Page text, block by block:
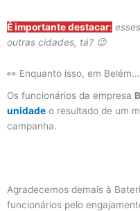
É importante destacar:
outras cidades, tá? 😉
👀 Enquanto isso, em Belém…
Os funcionários da empresa
unidade o resultado de um
campanha.
Agradecemos demais à
funcionários pelo